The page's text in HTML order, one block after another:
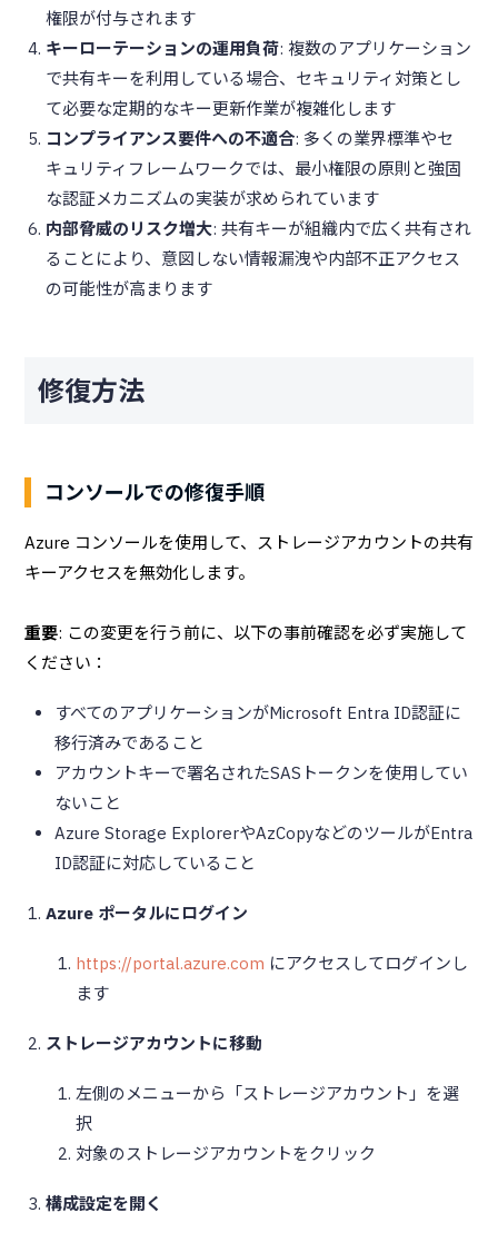
権限が付与されます
キーローテーションの運用負荷: 複数のアプリケーション
で共有キーを利用している場合、セキュリティ対策とし
て必要な定期的なキー更新作業が複雑化します
コンプライアンス要件への不適合: 多くの業界標準やセ
キュリティフレームワークでは、最小権限の原則と強固
な認証メカニズムの実装が求められています
内部脅威のリスク増大: 共有キーが組織内で広く共有され
ることにより、意図しない情報漏洩や内部不正アクセス
の可能性が高まります
修復方法
コンソールでの修復手順
Azure コンソールを使用して、ストレージアカウントの共有
キーアクセスを無効化します。
重要: この変更を行う前に、以下の事前確認を必ず実施して
ください：
すべてのアプリケーションがMicrosoft Entra ID認証に
移行済みであること
アカウントキーで署名されたSASトークンを使用してい
ないこと
Azure Storage ExplorerやAzCopyなどのツールがEntra
ID認証に対応していること
Azure ポータルにログイン
https://portal.azure.com にアクセスしてログインし
ます
ストレージアカウントに移動
左側のメニューから「ストレージアカウント」を選
択
対象のストレージアカウントをクリック
構成設定を開く